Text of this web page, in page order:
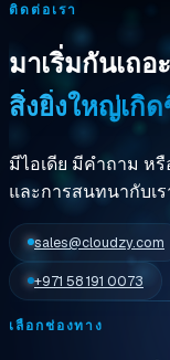
ติดต่อเรา
มาเริ่มกันเถอะ
สิ่งยิ่งใหญ่เกิ
มีไอเดีย มีคำถาม หรื
และการสนทนากับเ
sales@cloudzy.com
+971 58 191 0073
เลือกช่องทาง